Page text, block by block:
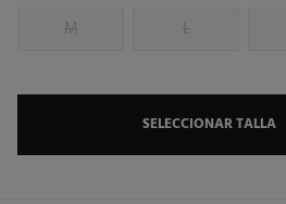
M L
SELECCIONAR TALLA